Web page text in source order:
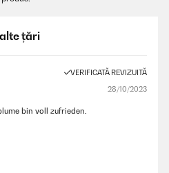
țări
VERIFICATĂ REVIZUITĂ
28/10/2023
bin voll zufrieden.